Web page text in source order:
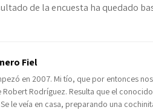
de la encuesta ha quedado
Fiel
en 2007. Mi tío, que por entonces
Robert Rodríguez. Resulta que el
le veía en casa, preparando una